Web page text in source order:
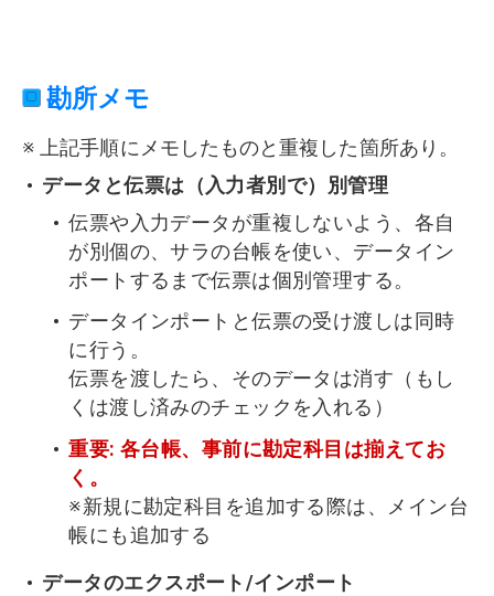
勘所メモ
※ 上記手順にメモしたものと重複した箇所あり。
データと伝票は（入力者別で）別管理
伝票や入力データが重複しないよう、各自
が別個の、サラの台帳を使い、データイン
ポートするまで伝票は個別管理する。
データインポートと伝票の受け渡しは同時
に行う。
伝票を渡したら、そのデータは消す（もし
くは渡し済みのチェックを入れる）
重要: 各台帳、事前に勘定科目は揃えてお
く。
※新規に勘定科目を追加する際は、メイン台
帳にも追加する
データのエクスポート/インポート